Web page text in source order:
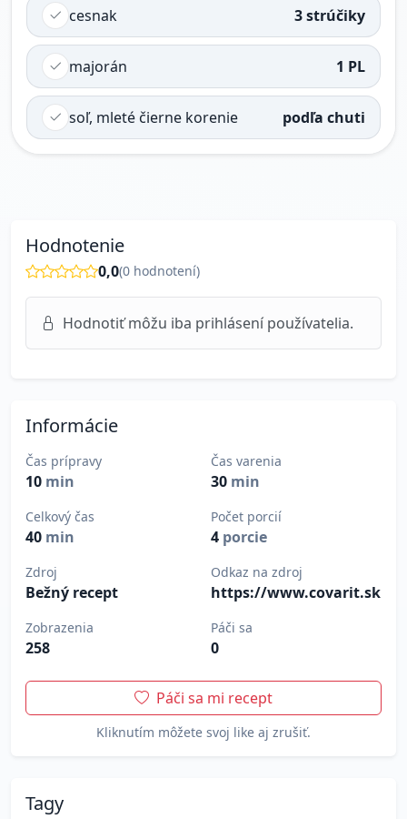
cesnak 3 strúčiky
majorán 1 PL
soľ, mleté čierne korenie podľa chuti
Hodnotenie
0,0(0 hodnotení)
Hodnotiť môžu iba prihlásení používatelia.
Informácie
Čas prípravy
10 min
Čas varenia
30 min
Celkový čas
40 min
Počet porcií
4 porcie
Zdroj
Bežný recept
Odkaz na zdroj
https://www.covarit.sk
Zobrazenia
258
Páči sa
0
Páči sa mi recept
Kliknutím môžete svoj like aj zrušiť.
Tagy